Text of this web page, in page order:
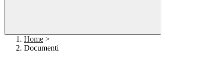
Home >
Documenti